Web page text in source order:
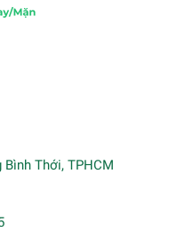
Thới, TPHCM